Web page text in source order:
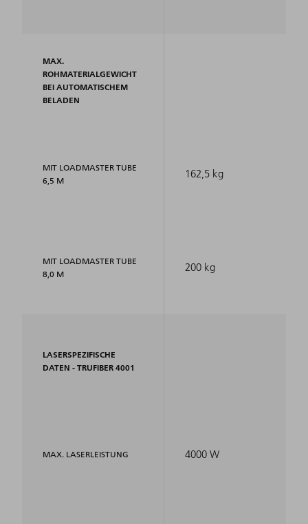
MAX.
ROHMATERIALGEWICHT
BEI AUTOMATISCHEM
BELADEN
MIT LOADMASTER TUBE
6,5 M
MIT LOADMASTER TUBE
8,0 M
LASERSPEZIFISCHE
DATEN - TRUFIBER 4001
MAX. LASERLEISTUNG
162,5 kg
200 kg
4000 W